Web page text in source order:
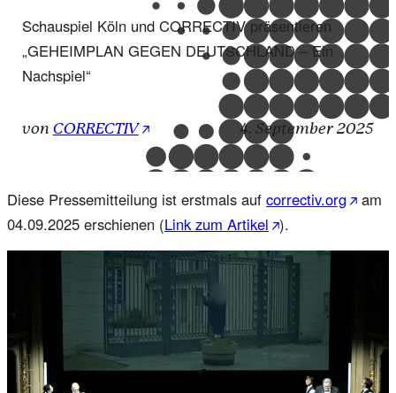
Schauspiel Köln und CORRECTIV präsentieren
„GEHEIMPLAN GEGEN DEUTSCHLAND – Ein
Nachspiel“
von CORRECTIV 4. September 2025
Diese Pressemitteilung ist erstmals auf correctiv.org
am
04.09.2025 erschienen (Link zum Artikel ).